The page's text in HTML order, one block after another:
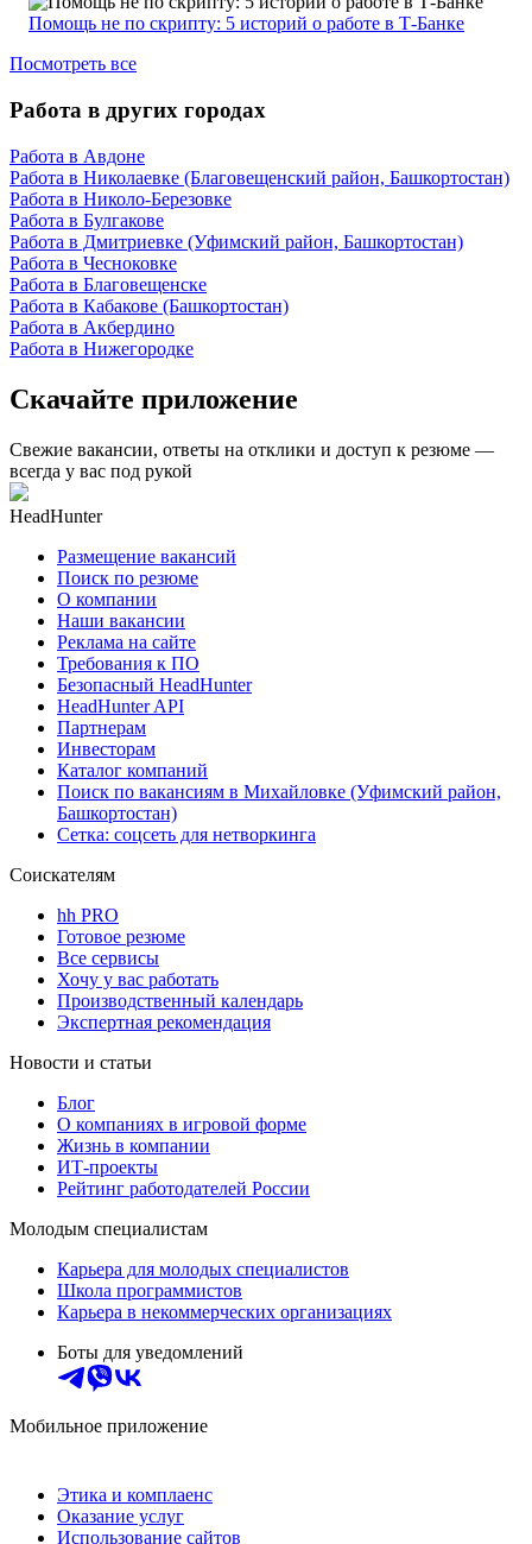
Помощь не по скрипту: 5 историй о работе в Т-Банке
Посмотреть все
Работа в других городах
Работа в Авдоне
Работа в Николаевке (Благовещенский район, Башкортостан)
Работа в Николо-Березовке
Работа в Булгакове
Работа в Дмитриевке (Уфимский район, Башкортостан)
Работа в Чесноковке
Работа в Благовещенске
Работа в Кабакове (Башкортостан)
Работа в Акбердино
Работа в Нижегородке
Скачайте приложение
Свежие вакансии, ответы на отклики и доступ к резюме —
всегда у вас под рукой
HeadHunter
Размещение вакансий
Поиск по резюме
О компании
Наши вакансии
Реклама на сайте
Требования к ПО
Безопасный HeadHunter
HeadHunter API
Партнерам
Инвесторам
Каталог компаний
Поиск по вакансиям в Михайловке (Уфимский район,
Башкортостан)
Сетка: соцсеть для нетворкинга
Соискателям
hh PRO
Готовое резюме
Все сервисы
Хочу у вас работать
Производственный календарь
Экспертная рекомендация
Новости и статьи
Блог
О компаниях в игровой форме
Жизнь в компании
ИТ-проекты
Рейтинг работодателей России
Молодым специалистам
Карьера для молодых специалистов
Школа программистов
Карьера в некоммерческих организациях
Боты для уведомлений
Мобильное приложение
Этика и комплаенс
Оказание услуг
Использование сайтов